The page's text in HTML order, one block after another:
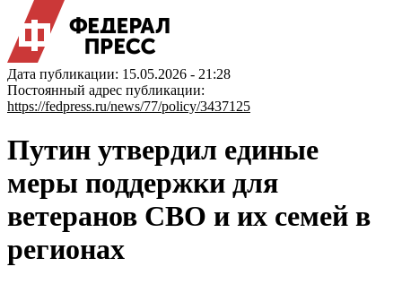
Дата публикации: 15.05.2026 - 21:28
Постоянный адрес публикации:
https://fedpress.ru/news/77/policy/3437125
Путин утвердил единые
меры поддержки для
ветеранов СВО и их семей в
регионах